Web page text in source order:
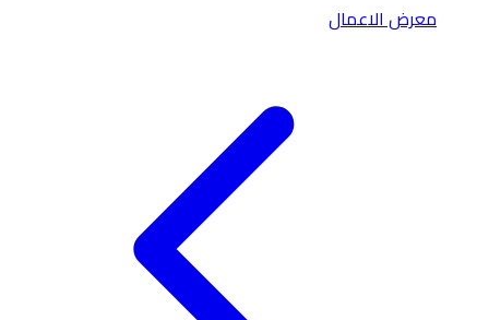
معرض الاعمال